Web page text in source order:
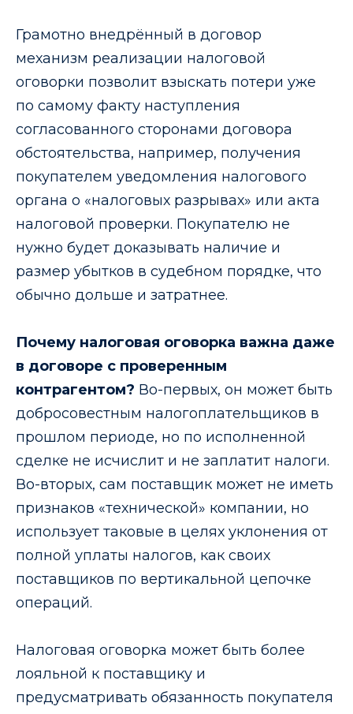
Грамотно внедрённый в договор
механизм реализации налоговой
оговорки позволит взыскать потери уже
по самому факту наступления
согласованного сторонами договора
обстоятельства, например, получения
покупателем уведомления налогового
органа о «налоговых разрывах» или акта
налоговой проверки. Покупателю не
нужно будет доказывать наличие и
размер убытков в судебном порядке, что
обычно дольше и затратнее.
Почему налоговая оговорка важна даже
в договоре с проверенным
контрагентом? Во-первых, он может быть
добросовестным налогоплательщиков в
прошлом периоде, но по исполненной
сделке не исчислит и не заплатит налоги.
Во-вторых, сам поставщик может не иметь
признаков «технической» компании, но
использует таковые в целях уклонения от
полной уплаты налогов, как своих
поставщиков по вертикальной цепочке
операций.
Налоговая оговорка может быть более
лояльной к поставщику и
предусматривать обязанность покупателя